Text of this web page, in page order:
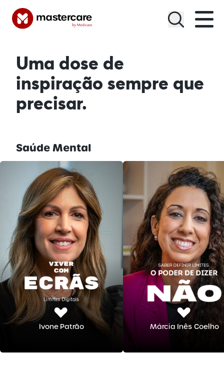
Menu
Uma dose de
inspiração sempre que
precisar.
Saúde Mental
Ivone Patrão Márcia Inês Coelho